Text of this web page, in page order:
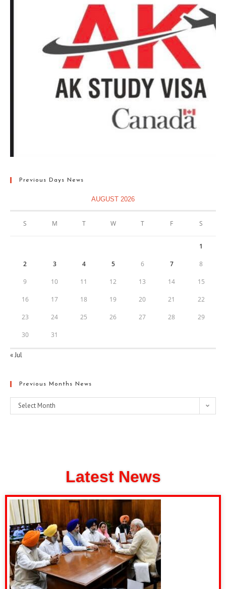
Previous Days News
AUGUST 2026
S M T W T F S
1
2 3 4 5 6 7 8
9 10 11 12 13 14 15
16 17 18 19 20 21 22
23 24 25 26 27 28 29
30 31
« Jul
Previous Months News
Select Month
Latest News